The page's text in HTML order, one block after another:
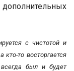
с чистотой и
кто-то восторгается
был и будет